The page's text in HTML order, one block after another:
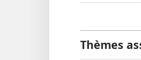
Thèmes